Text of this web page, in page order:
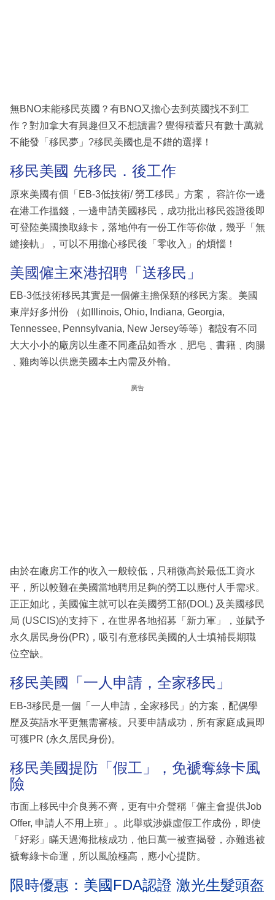
無BNO未能移民英國？有BNO又擔心去到英國找不到工
作？對加拿大有興趣但又不想讀書? 覺得積蓄只有數十萬就
不能發「移民夢」?移民美國也是不錯的選擇！
移民美國 先移民．後工作
原來美國有個「EB-3低技術/ 勞工移民」方案， 容許你一邊
在港工作搵錢，一邊申請美國移民，成功批出移民簽證後即
可登陸美國換取綠卡，落地仲有一份工作等你做，幾乎「無
縫接軌」，可以不用擔心移民後「零收入」的煩惱！
美國僱主來港招聘「送移民」
EB-3低技術移民其實是一個僱主擔保類的移民方案。美國
東岸好多州份 （如Illinois, Ohio, Indiana, Georgia,
Tennessee, Pennsylvania, New Jersey等等）都設有不同
大大小小的廠房以生產不同產品如香水﹑肥皂﹑書籍﹑肉腸
﹑雞肉等以供應美國本土內需及外輸。
廣告
由於在廠房工作的收入一般較低，只稍微高於最低工資水
平，所以較難在美國當地聘用足夠的勞工以應付人手需求。
正正如此，美國僱主就可以在美國勞工部(DOL) 及美國移民
局 (USCIS)的支持下，在世界各地招募「新力軍」，並賦予
永久居民身份(PR)，吸引有意移民美國的人士填補長期職
位空缺。
移民美國「一人申請，全家移民」
EB-3移民是一個「一人申請，全家移民」的方案，配偶學
歷及英語水平更無需審核。只要申請成功，所有家庭成員即
可獲PR (永久居民身份)。
移民美國提防「假工」，免褫奪綠卡風
險
市面上移民中介良莠不齊，更有中介聲稱「僱主會提供Job
Offer, 申請人不用上班」。此舉或涉嫌虛假工作成份，即使
「好彩」瞞天過海批核成功，他日萬一被查揭發，亦難逃被
褫奪綠卡命運，所以風險極高，應小心提防。
限時優惠：美國FDA認證 激光生髮頭盔